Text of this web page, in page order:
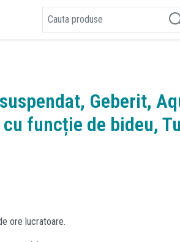
Geberit,
funcție de bideu,
ore lucratoare.